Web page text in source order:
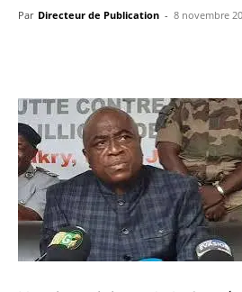
Par Directeur de Publication - 8 novembre